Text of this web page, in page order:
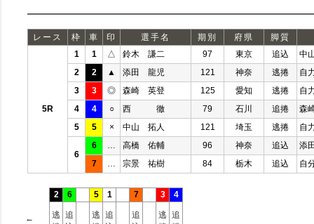
レース 枠 車 印 選手名 期別 府県 脚質
5R
1 1 △ 鈴木 謙二 97 東京 追込
中
2
2 ▲ 添田 龍児 121 神奈 逃捲
自
3
3 ◎ 森崎 英登 125 愛知 逃捲
自
4
4 ○ 西 徹 79 石川 追捲
森
5
5 × 中山 拓人 121 埼玉 逃捲 自
6
6 高橋 佑輔 96 神奈 追込
添
7
宗景 祐樹 84 栃木 追込 自
←
2
逃
6
追
5
逃
1
追
7
追
3
逃
4
追